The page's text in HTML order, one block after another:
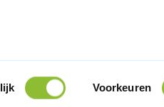
Voorkeuren